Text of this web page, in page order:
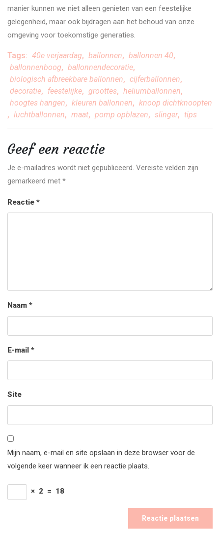
manier kunnen we niet alleen genieten van een feestelijke
gelegenheid, maar ook bijdragen aan het behoud van onze
omgeving voor toekomstige generaties.
Tags: 40e verjaardag, ballonnen, ballonnen 40,
ballonnenboog, ballonnendecoratie,
biologisch afbreekbare ballonnen, cijferballonnen,
decoratie, feestelijke, groottes, heliumballonnen,
hoogtes hangen, kleuren ballonnen, knoop dichtknoopten
, luchtballonnen, maat, pomp opblazen, slinger, tips
Geef een reactie
Je e-mailadres wordt niet gepubliceerd. Vereiste velden zijn
gemarkeerd met *
Reactie *
Naam *
E-mail *
Site
Mijn naam, e-mail en site opslaan in deze browser voor de
volgende keer wanneer ik een reactie plaats.
× 2 = 18